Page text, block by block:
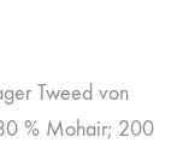
Tweed von
% Mohair; 200